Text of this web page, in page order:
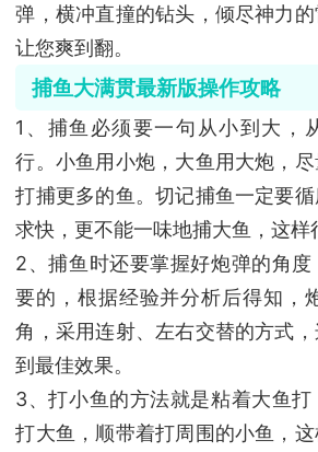
弹，横冲直撞的钻头，倾尽神力
让您爽到翻。
捕鱼大满贯最新版操作攻略
1、捕鱼必须要一句从小到大，
行。小鱼用小炮，大鱼用大炮，
打捕更多的鱼。切记捕鱼一定要
求快，更不能一味地捕大鱼，这样
2、捕鱼时还要掌握好炮弹的角
要的，根据经验并分析后得知，
角，采用连射、左右交替的方式
到最佳效果。
3、打小鱼的方法就是粘着大鱼
打大鱼，顺带着打周围的小鱼，